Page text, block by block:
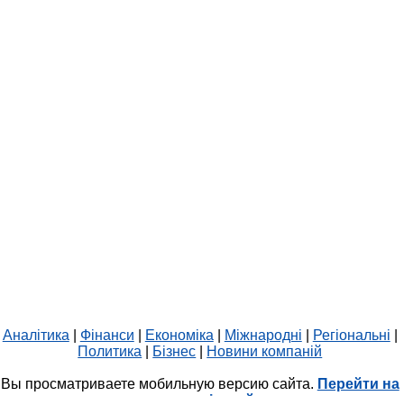
Аналітика Фінанси Економіка Міжнародні Регіональні
Политика
Бізнес Новини компаній
Вы просматриваете мобильную версию сайта. Перейти на